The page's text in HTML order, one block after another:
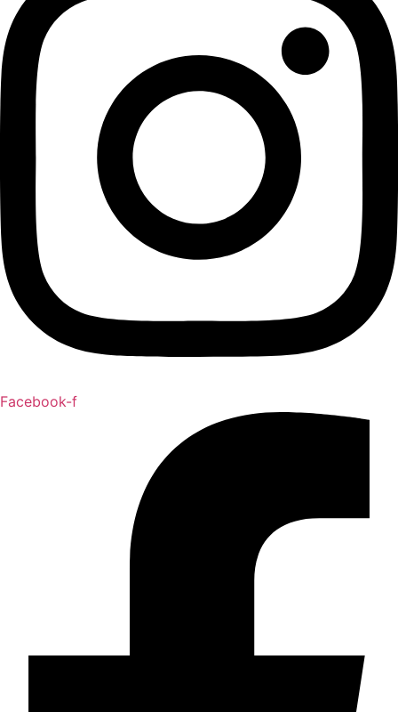
Facebook-f